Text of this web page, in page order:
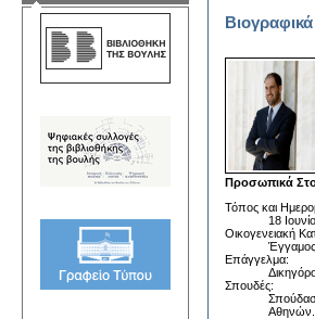
Βιογραφικά
Προσωπικά
Τόπος και
18
Οικογενειακή
Έγγαμος
Επάγγελμα:
Σπουδές:
Αθηνών.